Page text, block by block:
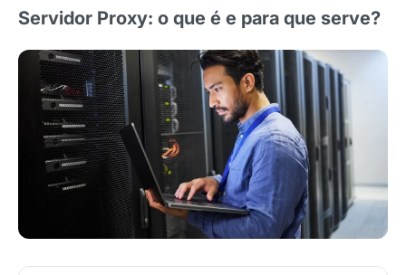
ESTUDOS
CASES DE SUCESSO
LOCAWEB.COM.BR
Servidor Proxy: o que é e para que serve?